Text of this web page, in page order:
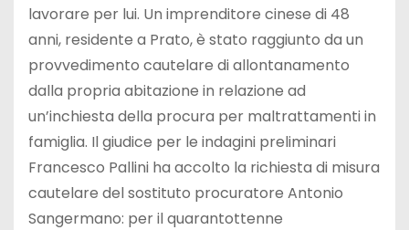
lavorare per lui. Un imprenditore cinese di 48
anni, residente a Prato, è stato raggiunto da un
provvedimento cautelare di allontanamento
dalla propria abitazione in relazione ad
un’inchiesta della procura per maltrattamenti in
famiglia. Il giudice per le indagini preliminari
Francesco Pallini ha accolto la richiesta di misura
cautelare del sostituto procuratore Antonio
Sangermano: per il quarantottenne